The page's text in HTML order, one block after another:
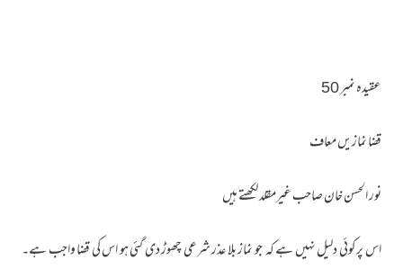
عقیدہ نمبر 50
قضا نمازیں معاف
نور الحسن خان صاحب غیرمقلد لکھتے ہیں
اس پر کوئی دلیل نہیں ہے کہ جو نماز بلا عذر شرعی چھوڑ دی گئی ہو اس کی قضا واجب ہے۔